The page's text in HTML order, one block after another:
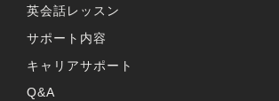
英会話レッスン
サポート内容
キャリアサポート
Q&A